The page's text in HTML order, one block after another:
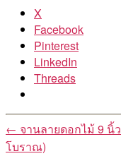
X
Facebook
Pinterest
LinkedIn
Threads
← จานลายดอกไม้ 9 นิ้ว
โบราณ)